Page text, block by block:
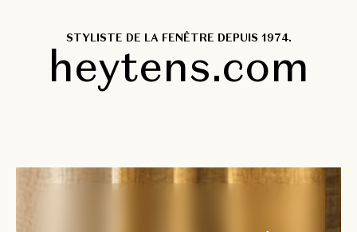
STYLISTE DE LA FENÊTRE DEPUIS 1974.
heytens.com